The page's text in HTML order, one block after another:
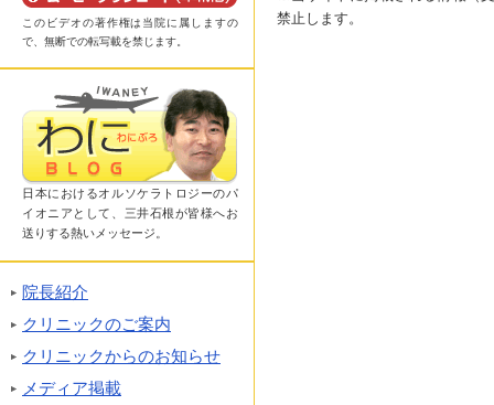
このビデオの著作権は当院に属しますの
で、無断での転写載を禁じます。
日本におけるオルソケラトロジーのパ
イオニアとして、三井石根が皆様へお
送りする熱いメッセージ。
院長紹介
クリニックのご案内
クリニックからのお知らせ
メディア掲載
禁止します。